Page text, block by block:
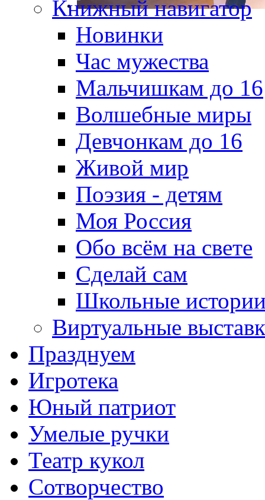
Книжный навигатор
Новинки
Час мужества
Мальчишкам до 16
Волшебные миры
Девчонкам до 16
Живой мир
Поэзия - детям
Моя Россия
Обо всём на свете
Сделай сам
Школьные
Виртуальные
Празднуем
Игротека
Юный патриот
Умелые ручки
Театр кукол
Сотворчество